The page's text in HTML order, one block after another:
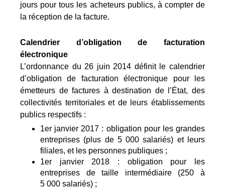
jours pour tous les acheteurs publics, à compter de
la réception de la facture.
Calendrier d’obligation de facturation
électronique
L’ordonnance du 26 juin 2014 définit le calendrier
d’obligation de facturation électronique pour les
émetteurs de factures à destination de l’État, des
collectivités territoriales et de leurs établissements
publics respectifs :
1er janvier 2017 : obligation pour les grandes
entreprises (plus de 5 000 salariés) et leurs
filiales, et les personnes publiques ;
1er janvier 2018 : obligation pour les
entreprises de taille intermédiaire (250 à
5 000 salariés) ;